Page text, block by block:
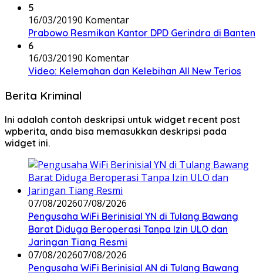
5
16/03/20190 Komentar
Prabowo Resmikan Kantor DPD Gerindra di Banten
6
16/03/20190 Komentar
Video: Kelemahan dan Kelebihan All New Terios
Berita Kriminal
Ini adalah contoh deskripsi untuk widget recent post
wpberita, anda bisa memasukkan deskripsi pada
widget ini.
07/08/202607/08/2026
Pengusaha WiFi Berinisial YN di Tulang Bawang
Barat Diduga Beroperasi Tanpa Izin ULO dan
Jaringan Tiang Resmi
07/08/202607/08/2026
Pengusaha WiFi Berinisial AN di Tulang Bawang